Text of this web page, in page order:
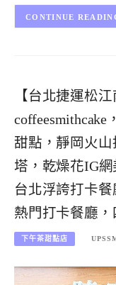
CONTINUE
【台北捷運松
甜點，靜岡火
塔，乾燥花IG網
台北浮誇打卡
熱門打卡餐廳
下午茶甜點店